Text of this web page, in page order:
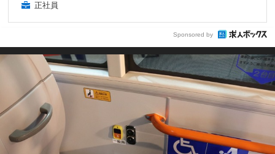
正社員
Sponsored by